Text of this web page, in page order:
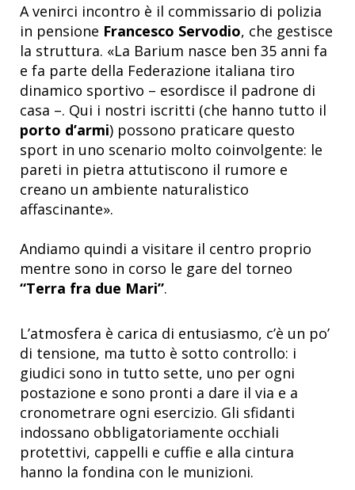
A venirci incontro è il commissario di polizia
in pensione Francesco Servodio, che gestisce
la struttura. «La Barium nasce ben 35 anni fa
e fa parte della Federazione italiana tiro
dinamico sportivo – esordisce il padrone di
casa –. Qui i nostri iscritti (che hanno tutto il
porto d’armi) possono praticare questo
sport in uno scenario molto coinvolgente: le
pareti in pietra attutiscono il rumore e
creano un ambiente naturalistico
affascinante».
Andiamo quindi a visitare il centro proprio
mentre sono in corso le gare del torneo
“Terra fra due Mari”.
L’atmosfera è carica di entusiasmo, c’è un po’
di tensione, ma tutto è sotto controllo: i
giudici sono in tutto sette, uno per ogni
postazione e sono pronti a dare il via e a
cronometrare ogni esercizio. Gli sfidanti
indossano obbligatoriamente occhiali
protettivi, cappelli e cuffie e alla cintura
hanno la fondina con le munizioni.